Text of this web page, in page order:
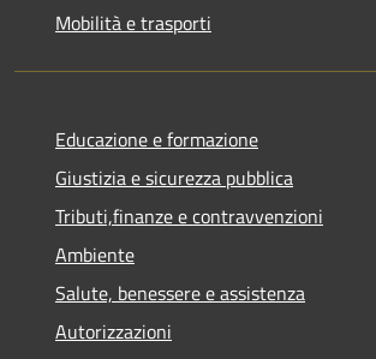
Mobilità e trasporti
Educazione e formazione
Giustizia e sicurezza pubblica
Tributi,finanze e contravvenzioni
Ambiente
Salute, benessere e assistenza
Autorizzazioni